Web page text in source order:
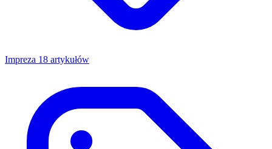
Impreza 18 artykułów